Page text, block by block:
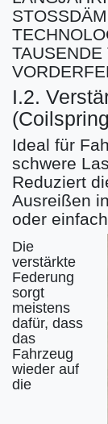
I.2.
Ideal für
schwere
Reduziert
Ausreißen
oder
Die
verstärkte
Federung
sorgt
meistens
dafür, dass
das
Fahrzeug
wieder auf
die